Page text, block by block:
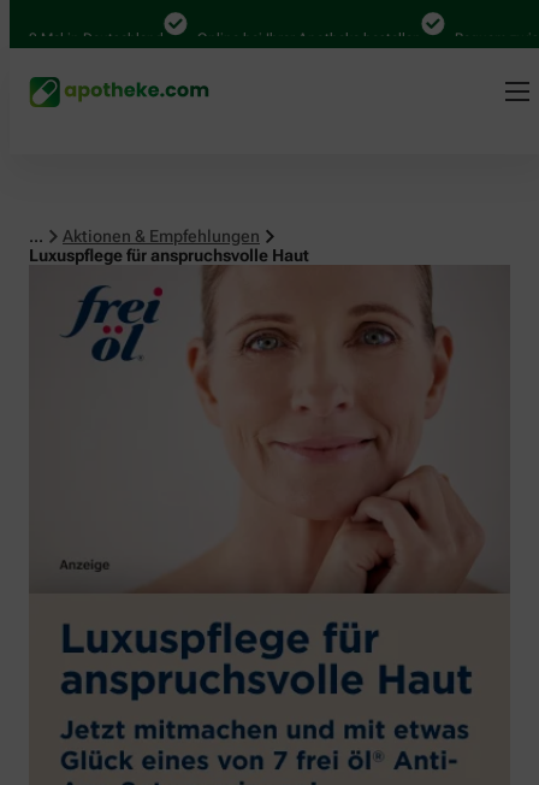
in Deutschland Online bei Ihrer Apotheke bestellen Bequem zwischen
...
Aktionen & Empfehlungen
Luxuspflege für anspruchsvolle Haut